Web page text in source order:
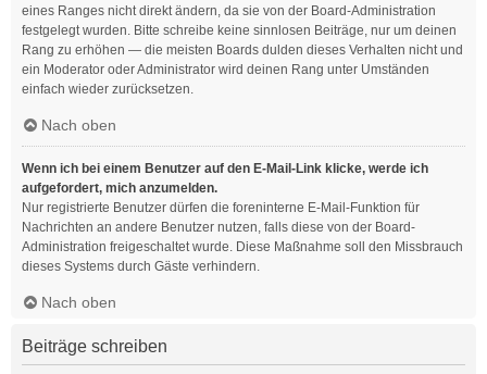
eines Ranges nicht direkt ändern, da sie von der Board-Administration
festgelegt wurden. Bitte schreibe keine sinnlosen Beiträge, nur um deinen
Rang zu erhöhen — die meisten Boards dulden dieses Verhalten nicht und
ein Moderator oder Administrator wird deinen Rang unter Umständen
einfach wieder zurücksetzen.
Nach oben
Wenn ich bei einem Benutzer auf den E-Mail-Link klicke, werde ich
aufgefordert, mich anzumelden.
Nur registrierte Benutzer dürfen die foreninterne E-Mail-Funktion für
Nachrichten an andere Benutzer nutzen, falls diese von der Board-
Administration freigeschaltet wurde. Diese Maßnahme soll den Missbrauch
dieses Systems durch Gäste verhindern.
Nach oben
Beiträge schreiben